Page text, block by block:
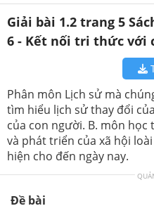
Giải bài 1.2 trang 5
6 - Kết nối tri thức với
Phân môn Lịch sử mà
tìm hiểu lịch sử thay đổi
của con người. B. môn
và phát triển của xã hội
hiện cho đến ngày nay.
Đề bài